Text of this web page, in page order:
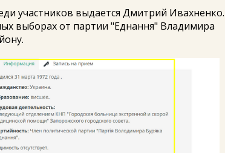
участников выдается Дмитрий Ивахненко.
выборах от партии "Еднання" Владимира